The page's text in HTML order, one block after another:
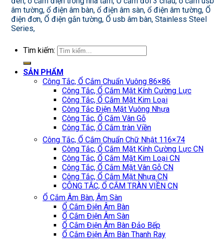
âm tường, ổ điện âm bàn, ổ điện âm sàn, ổ điện âm tường, Ổ
điện đơn, Ổ điện gắn tường, Ổ usb âm bàn, Stainless Steel
Series,
Tìm kiếm:
SẢN PHẨM
Công Tắc, Ổ Cắm Chuẩn Vuông 86×86
Công Tắc, Ổ Cắm Mặt Kính Cường Lực
Công Tắc, Ổ Cắm Mặt Kim Loại
Công Tắc Điện Mặt Vuông Nhựa
Công Tắc, Ổ Cắm Vân Gỗ
Công Tắc, Ổ Cắm tràn Viền
Công Tắc, Ổ Cắm Chuẩn Chữ Nhật 116×74
Công Tắc, Ổ Cắm Mặt Kính Cường Lực CN
Công Tắc, Ổ Cắm Mặt Kim Loại CN
Công Tắc, Ổ Cắm Mặt Vân Gỗ CN
Công Tắc, Ổ Cắm Mặt Nhựa CN
CÔNG TẮC, Ổ CẮM TRÀN VIỀN CN
Ổ Cắm Âm Bàn, Âm Sàn
Ổ Cắm Điện Âm Bàn
Ổ Cắm Điện Âm Sàn
Ổ Cắm Điện Âm Bàn Đảo Bếp
Ổ Cắm Điện Âm Bàn Thanh Ray